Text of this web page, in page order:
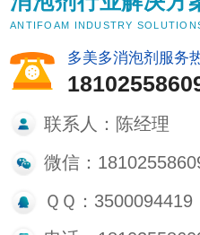
ANTIFOAM INDUSTRY
多美多消泡剂服务
联系人：陈经理
微信：
ＱＱ：3500094419